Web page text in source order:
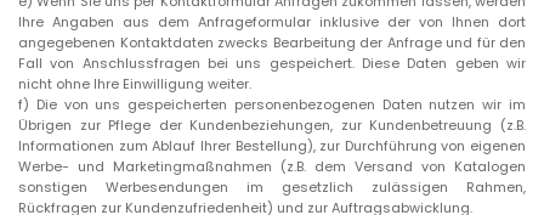
Ihre Angaben aus dem Anfrageformular inklusive der von Ihnen dort
angegebenen Kontaktdaten zwecks Bearbeitung der Anfrage und für den
Fall von Anschlussfragen bei uns gespeichert. Diese Daten geben wir
nicht ohne Ihre Einwilligung weiter.
f) Die von uns gespeicherten personenbezogenen Daten nutzen wir im
Übrigen zur Pflege der Kundenbeziehungen, zur Kundenbetreuung (z.B.
Informationen zum Ablauf Ihrer Bestellung), zur Durchführung von eigenen
Werbe- und Marketingmaßnahmen (z.B. dem Versand von Katalogen
sonstigen Werbesendungen im gesetzlich zulässigen Rahmen,
Rückfragen zur Kundenzufriedenheit) und zur Auftragsabwicklung.